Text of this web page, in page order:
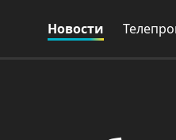
Новости